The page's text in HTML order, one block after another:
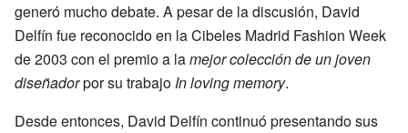
generó mucho debate. A pesar de la discusión, David
Delfín fue reconocido en la Cibeles Madrid Fashion Week
de 2003 con el premio a lamejor colección de un joven
diseñadorpor su trabajo In loving memory.
Desde entonces, David Delfín continuó presentando sus